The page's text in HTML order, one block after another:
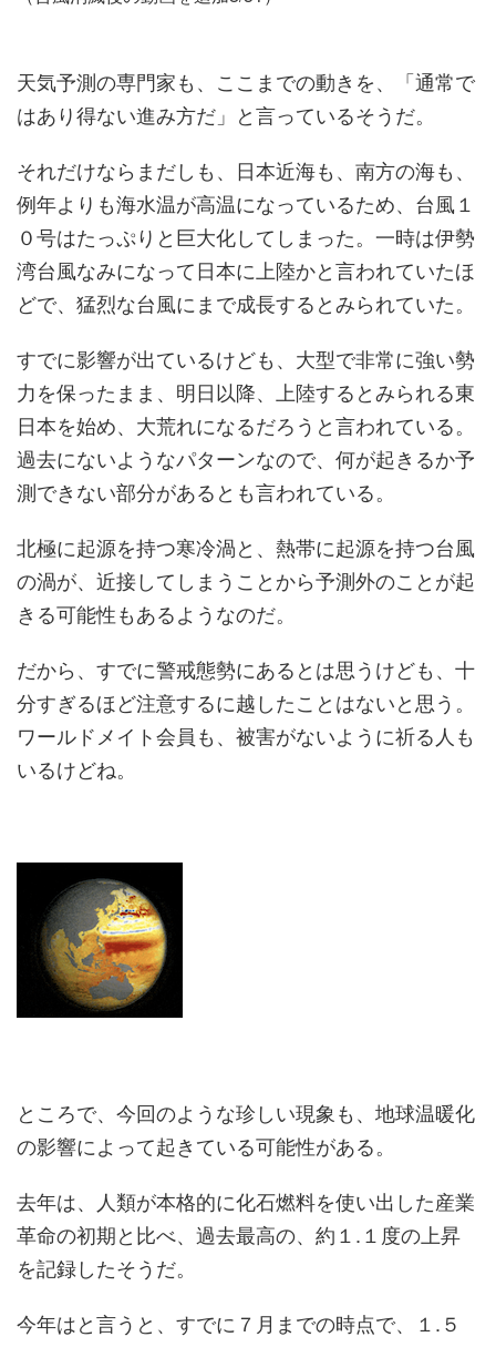
天気予測の専門家も、ここまでの動きを、「通常で
はあり得ない進み方だ」と言っているそうだ。
それだけならまだしも、日本近海も、南方の海も、
例年よりも海水温が高温になっているため、台風１
０号はたっぷりと巨大化してしまった。一時は伊勢
湾台風なみになって日本に上陸かと言われていたほ
どで、猛烈な台風にまで成長するとみられていた。
すでに影響が出ているけども、大型で非常に強い勢
力を保ったまま、明日以降、上陸するとみられる東
日本を始め、大荒れになるだろうと言われている。
過去にないようなパターンなので、何が起きるか予
測できない部分があるとも言われている。
北極に起源を持つ寒冷渦と、熱帯に起源を持つ台風
の渦が、近接してしまうことから予測外のことが起
きる可能性もあるようなのだ。
だから、すでに警戒態勢にあるとは思うけども、十
分すぎるほど注意するに越したことはないと思う。
ワールドメイト会員も、被害がないように祈る人も
いるけどね。
ところで、今回のような珍しい現象も、地球温暖化
の影響によって起きている可能性がある。
去年は、人類が本格的に化石燃料を使い出した産業
革命の初期と比べ、過去最高の、約１.１度の上昇
を記録したそうだ。
今年はと言うと、すでに７月までの時点で、１.５